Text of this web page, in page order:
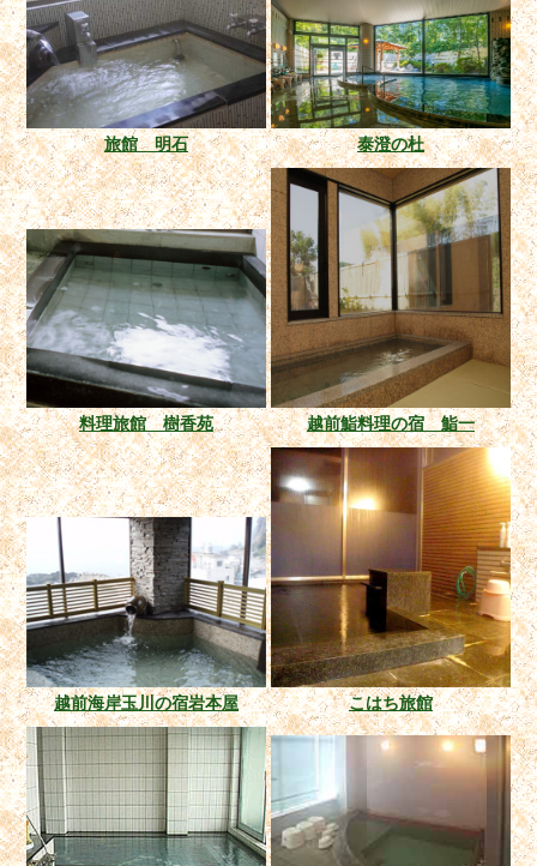
旅館 明石 泰澄の杜
料理旅館 樹香苑 越前鮨料理の宿 鮨一
越前海岸玉川の宿岩本屋 こはち旅館